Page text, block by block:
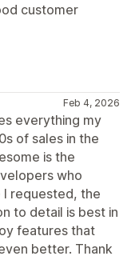
customer
Feb 4, 2026
everything my
of sales in the
is the
who
requested, the
to detail is best in
features that
better. Thank